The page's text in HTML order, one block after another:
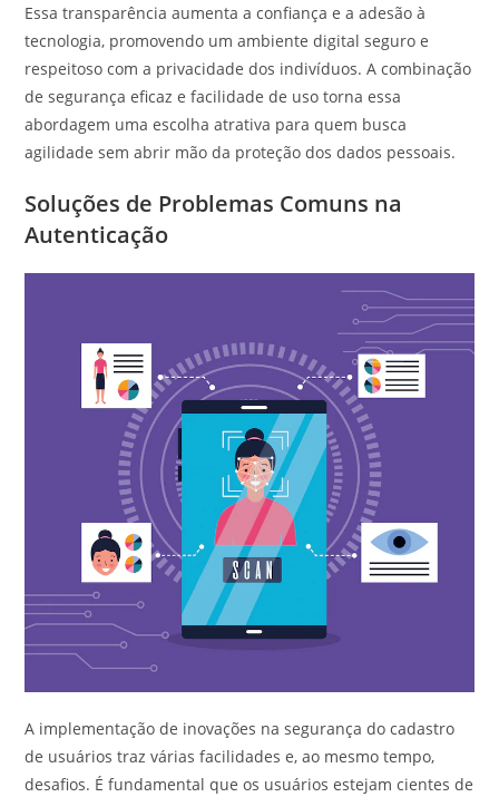
Essa transparência aumenta a confiança e a adesão à
tecnologia, promovendo um ambiente digital seguro e
respeitoso com a privacidade dos indivíduos. A combinação
de segurança eficaz e facilidade de uso torna essa
abordagem uma escolha atrativa para quem busca
agilidade sem abrir mão da proteção dos dados pessoais.
Soluções de Problemas Comuns na
Autenticação
A implementação de inovações na segurança do cadastro
de usuários traz várias facilidades e, ao mesmo tempo,
desafios. É fundamental que os usuários estejam cientes de